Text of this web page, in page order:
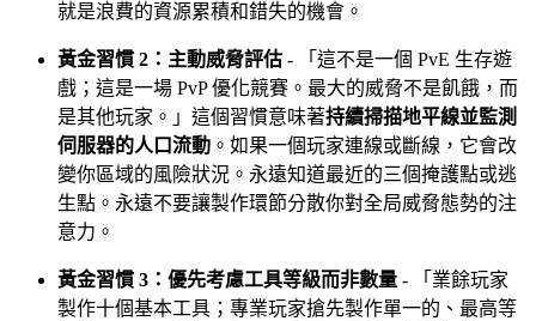
就是浪費的資源累積和錯失的機會。
黃金習慣 2：主動威脅評估 - 「這不是一個 PvE 生存遊
戲；這是一場 PvP 優化競賽。最大的威脅不是飢餓，而
是其他玩家。」這個習慣意味著持續掃描地平線並監測
伺服器的人口流動 。如果一個玩家連線或斷線，它會改
變你區域的風險狀況。永遠知道最近的三個掩護點或逃
生點。永遠不要讓製作環節分散你對全局威脅態勢的注
意力。
黃金習慣 3：優先考慮工具等級而非數量 - 「業餘玩家
製作十個基本工具；專業玩家搶先製作單一的、最高等